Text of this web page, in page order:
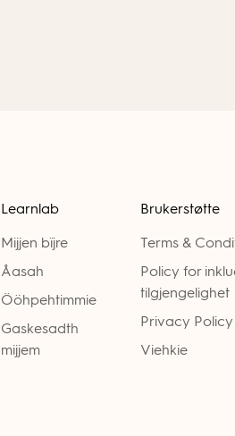
Learnlab
Mijjen bïjre
Åasah
Ööhpehtimmie
Gaskesadth
mijjem
Brukerstøtte
Terms &
Policy for
tilgjengelighet
Privacy Policy
Viehkie